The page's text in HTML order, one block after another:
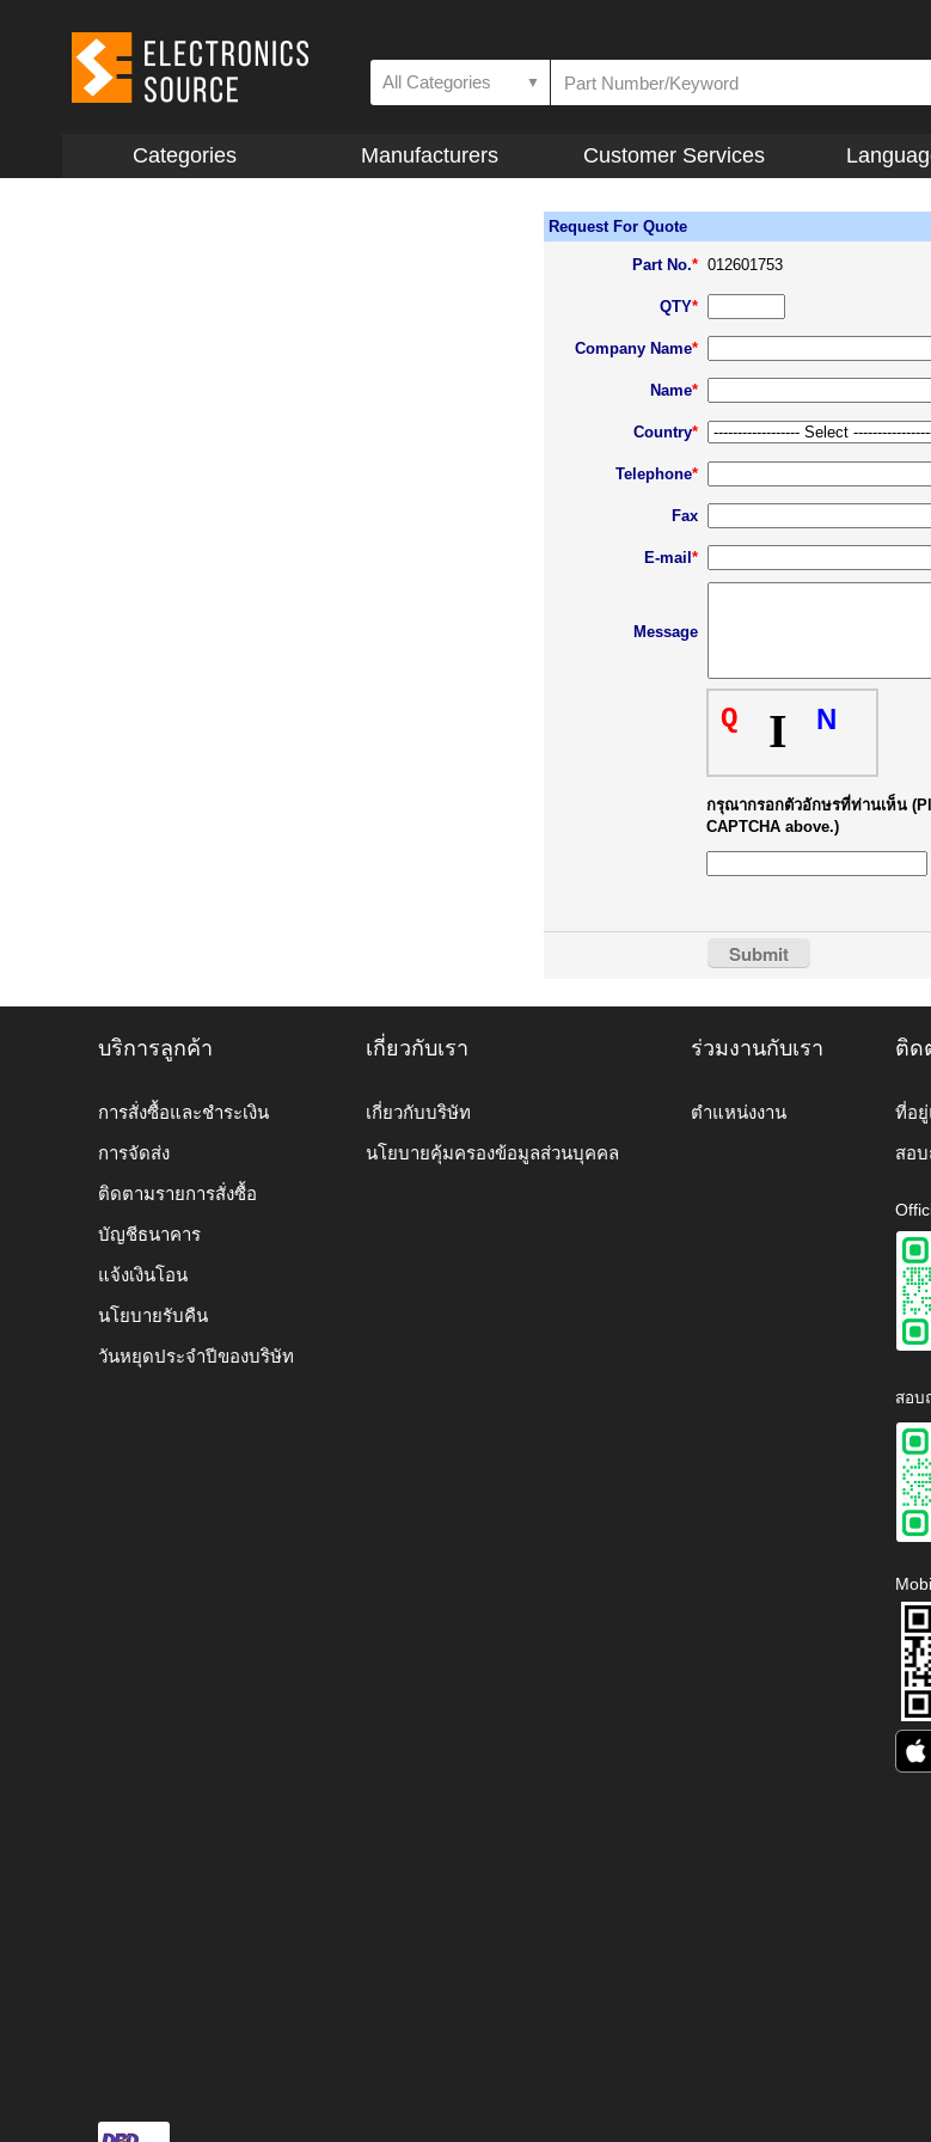
All Categories ▼
Categories Manufacturers Customer Services
Request For Quote
Part No.* 012601753
QTY*
Company Name*
Name*
Country*
Telephone*
Fax
E-mail *
Message
Q I N
กรุณากรอกตัวอักษรที่ท่านเห็น
CAPTCHA above.)
บริการลูกค้า
การสั่งซื้อและชำระเงิน
การจัดส่ง
ติดตามรายการสั่งซื้อ
บัญชีธนาคาร
แจ้งเงินโอน
นโยบายรับคืน
วันหยุดประจำปีของบริษัท
เกี่ยวกับเรา
เกี่ยวกับบริษัท
นโยบายคุ้มครองข้อมูลส่วนบุคคล
ร่วมงานกับเรา
ตำแหน่งงาน
ติด
ที่อ
สอ
สอบ